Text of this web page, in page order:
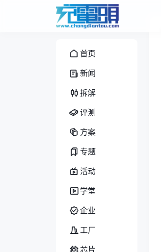
首页
新闻
拆解
评测
方案
专题
活动
学堂
企业
工厂
芯片